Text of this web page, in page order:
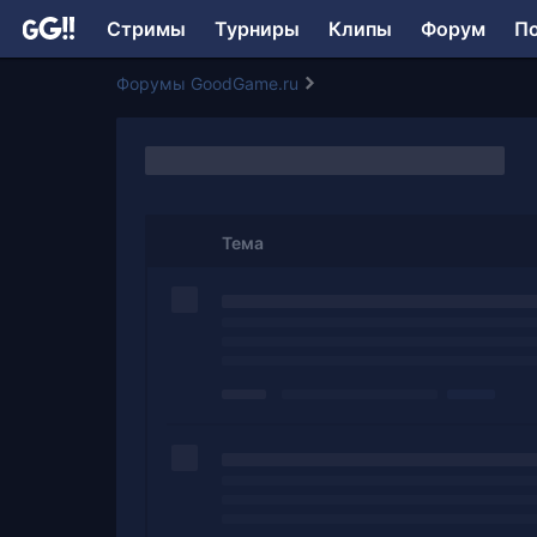
Стримы Турниры Клипы Форум
Форумы GoodGame.ru
Тема